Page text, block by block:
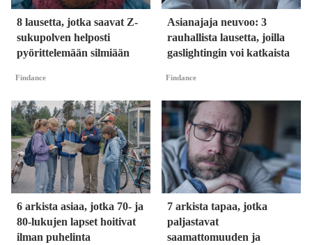
8 lausetta, jotka saavat Z-
sukupolven helposti
pyörittelemään silmiään
Findance
Asianajaja neuvoo: 3
rauhallista lausetta, joilla
gaslightingin voi katkaista
Findance
6 arkista asiaa, jotka 70- ja
80-lukujen lapset hoitivat
ilman puhelinta
7 arkista tapaa, jotka
paljastavat
saamattomuuden ja